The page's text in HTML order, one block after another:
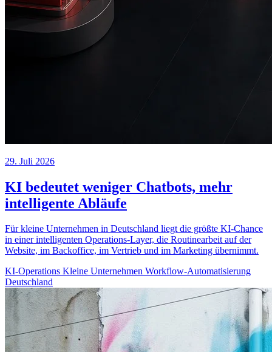
29. Juli 2026
KI bedeutet weniger Chatbots, mehr
intelligente Abläufe
Für kleine Unternehmen in Deutschland liegt die größte KI-Chance
in einer intelligenten Operations-Layer, die Routinearbeit auf der
Website, im Backoffice, im Vertrieb und im Marketing übernimmt.
KI-Operations Kleine Unternehmen Workflow-Automatisierung
Deutschland